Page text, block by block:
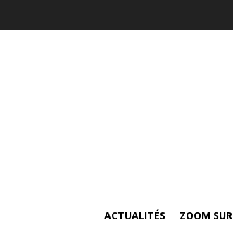
ACTUALITÉS ZOOM SUR